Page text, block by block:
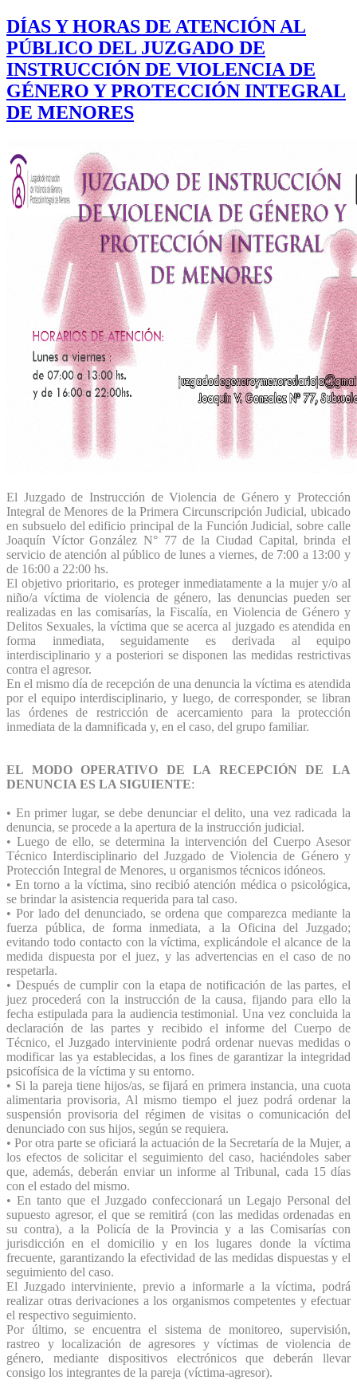
DÍAS Y HORAS DE ATENCIÓN AL
PÚBLICO DEL JUZGADO DE
INSTRUCCIÓN DE VIOLENCIA DE
GÉNERO Y PROTECCIÓN INTEGRAL
DE MENORES
El Juzgado de Instrucción de Violencia de Género y Protección
Integral de Menores de la Primera Circunscripción Judicial, ubicado
en subsuelo del edificio principal de la Función Judicial, sobre calle
Joaquín Víctor González N° 77 de la Ciudad Capital, brinda el
servicio de atención al público de lunes a viernes, de 7:00 a 13:00 y
de 16:00 a 22:00 hs.
El objetivo prioritario, es proteger inmediatamente a la mujer y/o al
niño/a víctima de violencia de género, las denuncias pueden ser
realizadas en las comisarías, la Fiscalía, en Violencia de Género y
Delitos Sexuales, la víctima que se acerca al juzgado es atendida en
forma inmediata, seguidamente es derivada al equipo
interdisciplinario y a posteriori se disponen las medidas restrictivas
contra el agresor.
En el mismo día de recepción de una denuncia la víctima es atendida
por el equipo interdisciplinario, y luego, de corresponder, se libran
las órdenes de restricción de acercamiento para la protección
inmediata de la damnificada y, en el caso, del grupo familiar.
EL MODO OPERATIVO DE LA RECEPCIÓN DE LA
DENUNCIA ES LA SIGUIENTE:
• En primer lugar, se debe denunciar el delito, una vez radicada la
denuncia, se procede a la apertura de la instrucción judicial.
• Luego de ello, se determina la intervención del Cuerpo Asesor
Técnico Interdisciplinario del Juzgado de Violencia de Género y
Protección Integral de Menores, u organismos técnicos idóneos.
• En torno a la víctima, sino recibió atención médica o psicológica,
se brindar la asistencia requerida para tal caso.
• Por lado del denunciado, se ordena que comparezca mediante la
fuerza pública, de forma inmediata, a la Oficina del Juzgado;
evitando todo contacto con la víctima, explicándole el alcance de la
medida dispuesta por el juez, y las advertencias en el caso de no
respetarla.
• Después de cumplir con la etapa de notificación de las partes, el
juez procederá con la instrucción de la causa, fijando para ello la
fecha estipulada para la audiencia testimonial. Una vez concluida la
declaración de las partes y recibido el informe del Cuerpo de
Técnico, el Juzgado interviniente podrá ordenar nuevas medidas o
modificar las ya establecidas, a los fines de garantizar la integridad
psicofísica de la víctima y su entorno.
• Si la pareja tiene hijos/as, se fijará en primera instancia, una cuota
alimentaria provisoria, Al mismo tiempo el juez podrá ordenar la
suspensión provisoria del régimen de visitas o comunicación del
denunciado con sus hijos, según se requiera.
• Por otra parte se oficiará la actuación de la Secretaría de la Mujer, a
los efectos de solicitar el seguimiento del caso, haciéndoles saber
que, además, deberán enviar un informe al Tribunal, cada 15 días
con el estado del mismo.
• En tanto que el Juzgado confeccionará un Legajo Personal del
supuesto agresor, el que se remitirá (con las medidas ordenadas en
su contra), a la Policía de la Provincia y a las Comisarías con
jurisdicción en el domicilio y en los lugares donde la víctima
frecuente, garantizando la efectividad de las medidas dispuestas y el
seguimiento del caso.
El Juzgado interviniente, previo a informarle a la víctima, podrá
realizar otras derivaciones a los organismos competentes y efectuar
el respectivo seguimiento.
Por último, se encuentra el sistema de monitoreo, supervisión,
rastreo y localización de agresores y víctimas de violencia de
género, mediante dispositivos electrónicos que deberán llevar
consigo los integrantes de la pareja (víctima-agresor).